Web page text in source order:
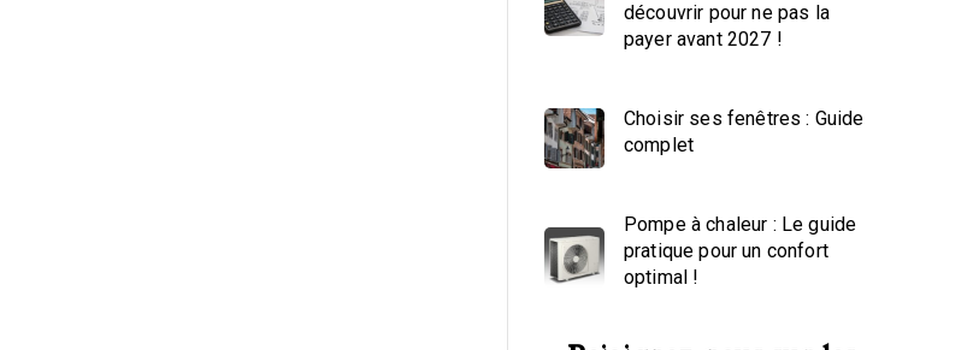
découvrir pour ne pas la
payer avant 2027 !
Choisir ses fenêtres : Guide
complet
Pompe à chaleur : Le guide
pratique pour un confort
optimal !